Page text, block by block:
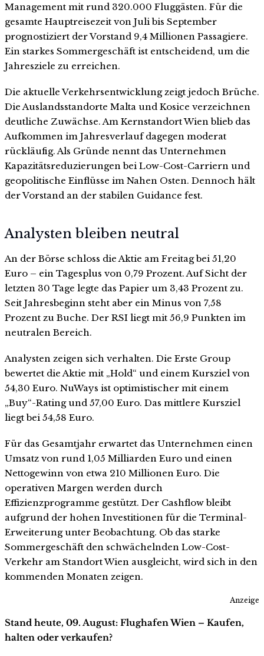
Management mit rund 320.000 Fluggästen. Für die
gesamte Hauptreisezeit von Juli bis September
prognostiziert der Vorstand 9,4 Millionen Passagiere.
Ein starkes Sommergeschäft ist entscheidend, um die
Jahresziele zu erreichen.
Die aktuelle Verkehrsentwicklung zeigt jedoch Brüche.
Die Auslandsstandorte Malta und Kosice verzeichnen
deutliche Zuwächse. Am Kernstandort Wien blieb das
Aufkommen im Jahresverlauf dagegen moderat
rückläufig. Als Gründe nennt das Unternehmen
Kapazitätsreduzierungen bei Low-Cost-Carriern und
geopolitische Einflüsse im Nahen Osten. Dennoch hält
der Vorstand an der stabilen Guidance fest.
Analysten bleiben neutral
An der Börse schloss die Aktie am Freitag bei 51,20
Euro – ein Tagesplus von 0,79 Prozent. Auf Sicht der
letzten 30 Tage legte das Papier um 3,43 Prozent zu.
Seit Jahresbeginn steht aber ein Minus von 7,58
Prozent zu Buche. Der RSI liegt mit 56,9 Punkten im
neutralen Bereich.
Analysten zeigen sich verhalten. Die Erste Group
bewertet die Aktie mit „Hold“ und einem Kursziel von
54,30 Euro. NuWays ist optimistischer mit einem
„Buy“-Rating und 57,00 Euro. Das mittlere Kursziel
liegt bei 54,58 Euro.
Für das Gesamtjahr erwartet das Unternehmen einen
Umsatz von rund 1,05 Milliarden Euro und einen
Nettogewinn von etwa 210 Millionen Euro. Die
operativen Margen werden durch
Effizienzprogramme gestützt. Der Cashflow bleibt
aufgrund der hohen Investitionen für die Terminal-
Erweiterung unter Beobachtung. Ob das starke
Sommergeschäft den schwächelnden Low-Cost-
Verkehr am Standort Wien ausgleicht, wird sich in den
kommenden Monaten zeigen.
Anzeige
Stand heute, 09. August: Flughafen Wien – Kaufen,
halten oder verkaufen?